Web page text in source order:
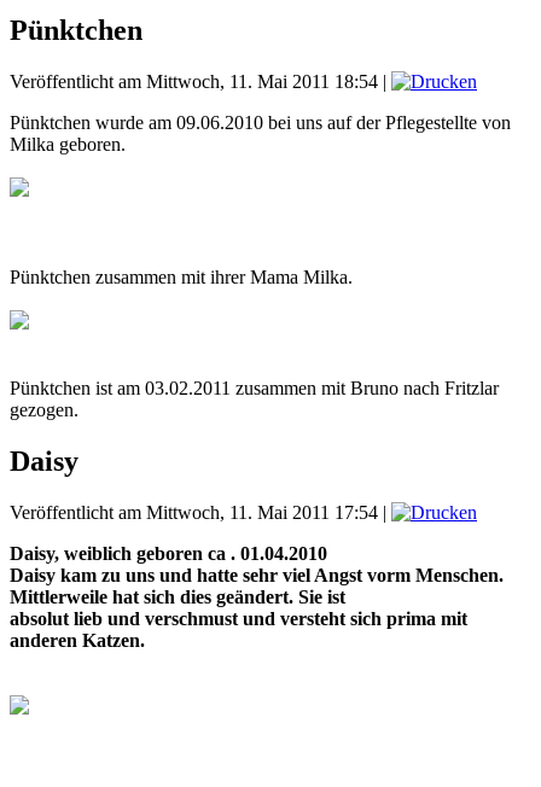
Pünktchen
Veröffentlicht am Mittwoch, 11. Mai 2011 18:54 |
Pünktchen wurde am 09.06.2010 bei uns auf der Pflegestellte von
Milka geboren.
Pünktchen zusammen mit ihrer Mama Milka.
Pünktchen ist am 03.02.2011 zusammen mit Bruno nach Fritzlar
gezogen.
Daisy
Veröffentlicht am Mittwoch, 11. Mai 2011 17:54 |
Daisy, weiblich geboren ca . 01.04.2010
Daisy kam zu uns und hatte sehr viel Angst vorm Menschen.
Mittlerweile hat sich dies geändert. Sie ist
absolut lieb und verschmust und versteht sich prima mit
anderen Katzen.